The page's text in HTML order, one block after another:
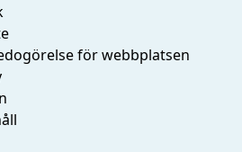
för webbplatsen